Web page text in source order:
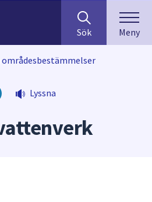
efter
innehåll
på
webbplatsen.
skriva
i
Sök Meny
Lyssna